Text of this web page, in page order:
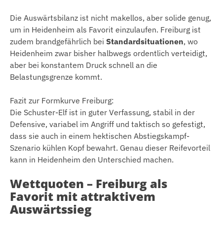
Die Auswärtsbilanz ist nicht makellos, aber solide genug,
um in Heidenheim als Favorit einzulaufen. Freiburg ist
zudem brandgefährlich bei Standardsituationen, wo
Heidenheim zwar bisher halbwegs ordentlich verteidigt,
aber bei konstantem Druck schnell an die
Belastungsgrenze kommt.
Fazit zur Formkurve Freiburg:
Die Schuster-Elf ist in guter Verfassung, stabil in der
Defensive, variabel im Angriff und taktisch so gefestigt,
dass sie auch in einem hektischen Abstiegskampf-
Szenario kühlen Kopf bewahrt. Genau dieser Reifevorteil
kann in Heidenheim den Unterschied machen.
Wettquoten – Freiburg als
Favorit mit attraktivem
Auswärtssieg